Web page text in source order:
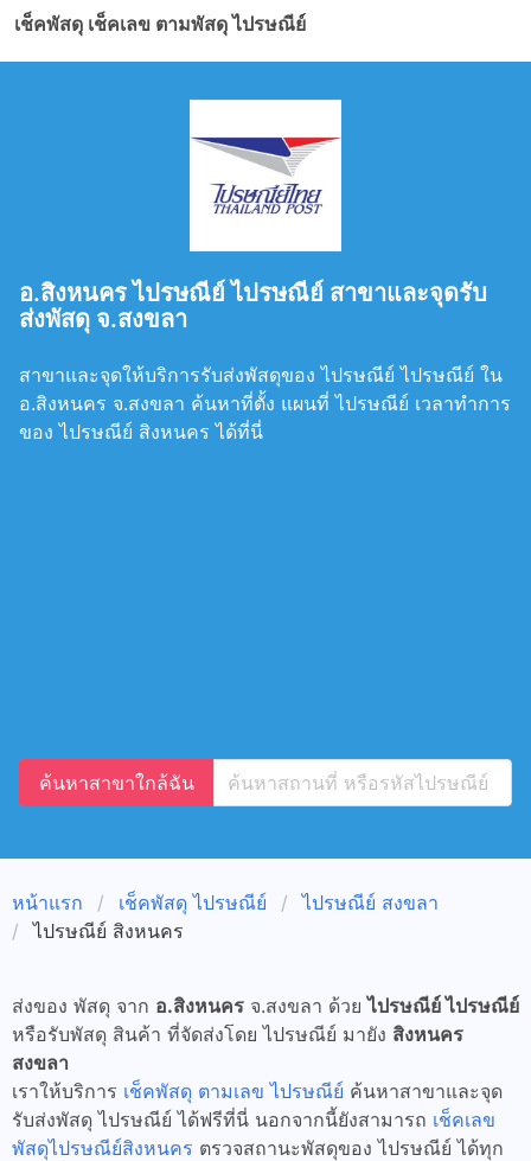
เช็คพัสดุ เช็คเลข ตามพัสดุ ไปรษณีย์
อ.สิงหนคร ไปรษณีย์ ไปรษณีย์ สาขาและจุดรับ
ส่งพัสดุ จ.สงขลา
สาขาและจุดให้บริการรับส่งพัสดุของ ไปรษณีย์ ไปรษณีย์ ใน
อ.สิงหนคร จ.สงขลา ค้นหาที่ตั้ง แผนที่ ไปรษณีย์ เวลาทำการ
ของ ไปรษณีย์ สิงหนคร ได้ที่นี่
ค้นหาสาขาใกล้ฉัน
หน้าแรก เช็คพัสดุ ไปรษณีย์
ไปรษณีย์ สงขลา
ไปรษณีย์ สิงหนคร
ส่งของ พัสดุ จาก อ.สิงหนคร จ.สงขลา ด้วยไปรษณีย์ ไปรษณีย์
หรือรับพัสดุ สินค้า ที่จัดส่งโดย ไปรษณีย์ มายัง สิงหนคร
สงขลา
เราให้บริการ เช็คพัสดุ ตามเลข ไปรษณีย์ ค้นหาสาขาและจุด
รับส่งพัสดุ ไปรษณีย์ ได้ฟรีที่นี่ นอกจากนี้ยังสามารถ เช็คเลข
พัสดุไปรษณีย์สิงหนคร ตรวจสถานะพัสดุของ ไปรษณีย์ ได้ทุก